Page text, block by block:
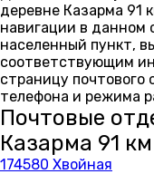
деревне Казарма 91
навигации в данном
населенный пункт,
соответствующим
страницу почтового
телефона и режима
Почтовые
Казарма 91 км
174580 Хвойная